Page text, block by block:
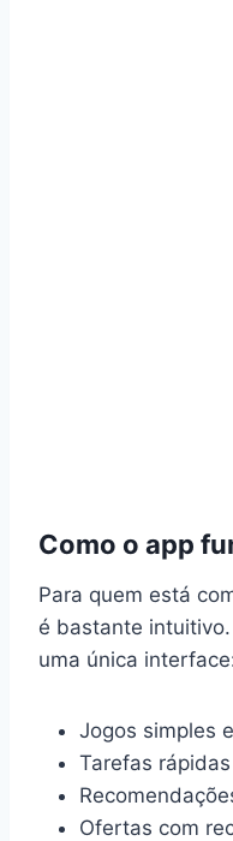
Como o app
Para quem está
é bastante
uma única
Jogos simples
Tarefas
Ofertas com